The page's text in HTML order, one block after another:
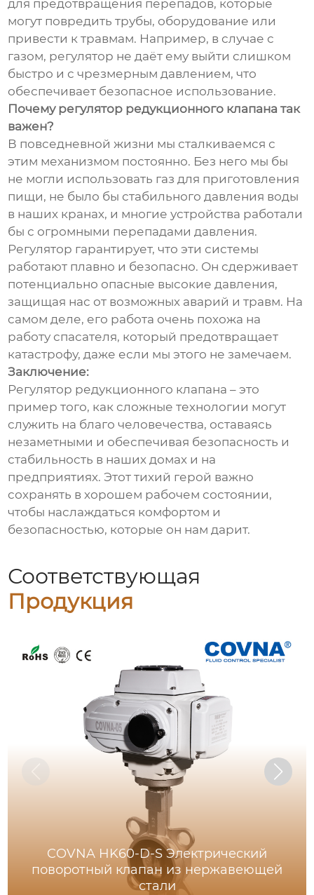
для предотвращения перепадов, которые
могут повредить трубы, оборудование или
привести к травмам. Например, в случае с
газом, регулятор не даёт ему выйти слишком
быстро и с чрезмерным давлением, что
обеспечивает безопасное использование.
Почему регулятор редукционного клапана так
важен?
В повседневной жизни мы сталкиваемся с
этим механизмом постоянно. Без него мы бы
не могли использовать газ для приготовления
пищи, не было бы стабильного давления воды
в наших кранах, и многие устройства работали
бы с огромными перепадами давления.
Регулятор гарантирует, что эти системы
работают плавно и безопасно. Он сдерживает
потенциально опасные высокие давления,
защищая нас от возможных аварий и травм. На
самом деле, его работа очень похожа на
работу спасателя, который предотвращает
катастрофу, даже если мы этого не замечаем.
Заключение:
Регулятор редукционного клапана – это
пример того, как сложные технологии могут
служить на благо человечества, оставаясь
незаметными и обеспечивая безопасность и
стабильность в наших домах и на
предприятиях. Этот тихий герой важно
сохранять в хорошем рабочем состоянии,
чтобы наслаждаться комфортом и
безопасностью, которые он нам дарит.
Соответствующая
Продукция
COVNA HK60-D-S Электрический
поворотный клапан из нержавеющей
стали